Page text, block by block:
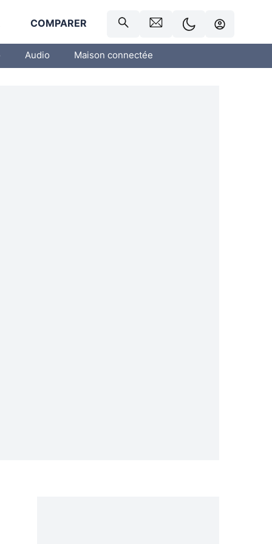
COMPARER
Audio Maison connectée